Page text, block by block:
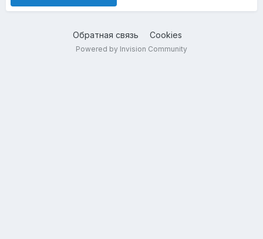
Обратная связь Cookies
Powered by Invision Community